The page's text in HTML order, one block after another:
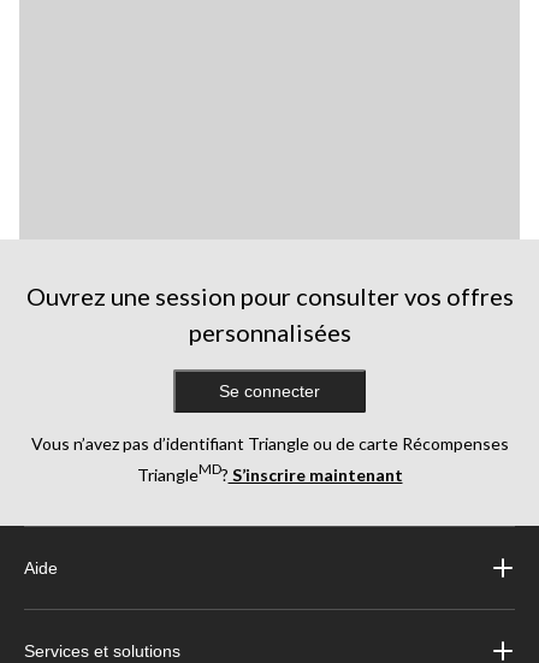
Ouvrez une session pour consulter vos offres
personnalisées
Se connecter
Vous n’avez pas d’identifiant Triangle ou de carte Récompenses
TriangleMD? S’inscrire maintenant
Aide
Services et solutions